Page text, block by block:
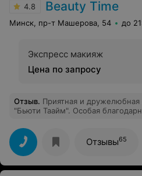
4.8 Beauty Time
Минск, пр-т Машерова, 54 до
Экспресс макияж
Цена по запросу
Отзыв. Приятная и дружелюбная
"Бьюти Таайм". Особая
девушка. Осталась довольна стрижкой на
волос та также последующей укладкой. Вышла от
мастера красавицей, давно не получала столько
удовольствия от посещения
Отзывы65